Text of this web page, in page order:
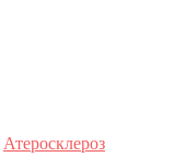
Атеросклероз